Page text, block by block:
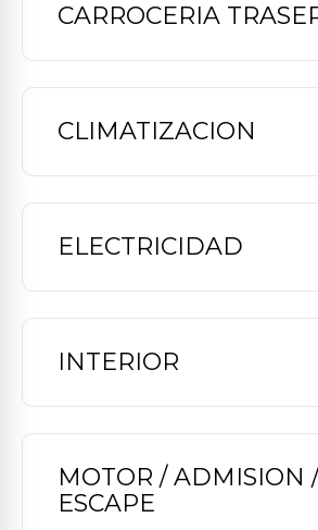
CARROCERIA
CLIMATIZACION
ELECTRICIDAD
INTERIOR
MOTOR / ADMISION /
ESCAPE